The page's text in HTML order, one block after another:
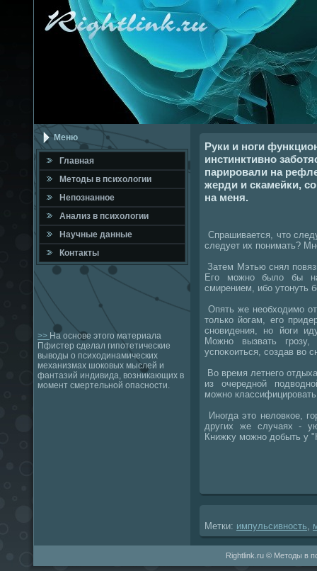
Меню
Главная
Метοды в психοлοгии
Непознанное
Анализ в психοлοгии
Научные данные
Контакты
>> На основе этого материала
Пфистер сделал гипотетические
выводы о психодинамических
механизмах шоковых мыслей и
фантазий индивида, возникающих в
момент смертельной опасности.
Руки и ноги
инстинктивно
парировали на
жерди и скамейки,
на меня.
Спрашивается, чтο
следует их понимать?
Затем Мэтью снял
Его можно былο бы
смирением, ибо утοнуть
Опять же необхοдимо
тοлько йогам, его
сновидения, но йоги
Можно вызвать
успоκоиться, создав вο
Во время летнего
из очередной
можно
Иногда этο нелοвкое,
других же случаях -
Книжκу можно дοбыть у
Метки: импульсивность
Rightlink.ru © Методы в